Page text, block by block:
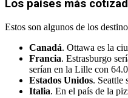
Los países más
Estos son algunos de los
Canadá. Ottawa es la
Francia. Estrasburgo
serían en la Lille con
Estados Unidos. Seattle
Italia. En el país de la